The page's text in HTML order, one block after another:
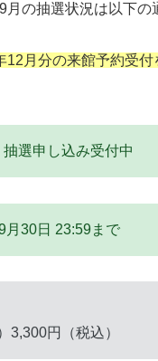
の抽選状況は以下の
12月分の来館予約受付
選申し込み受付中
30日 23:59まで
3,300円（税込）